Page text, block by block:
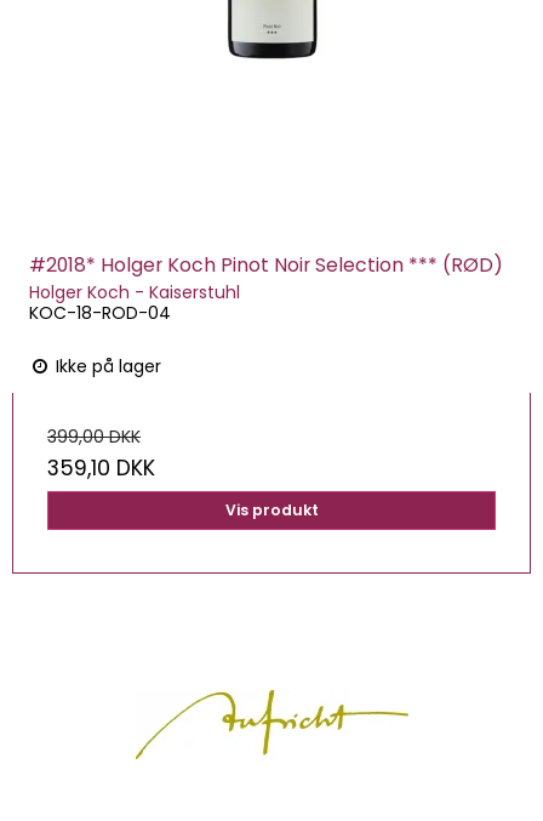
#2018* Holger Koch Pinot Noir Selection *** (RØD)
Holger Koch - Kaiserstuhl
KOC-18-ROD-04
Ikke på lager
399,00 DKK
359,10 DKK
Vis produkt